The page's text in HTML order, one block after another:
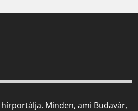
Minden, ami Budavár,